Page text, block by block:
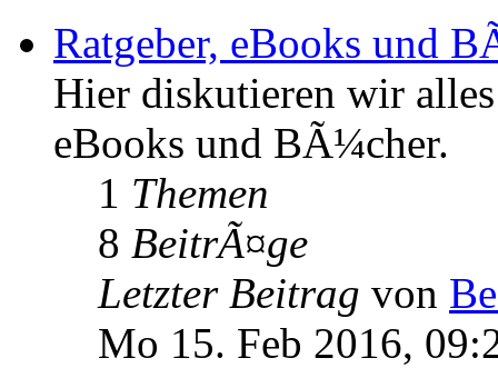
Ratgeber, eBooks und
Hier diskutieren wir
eBooks und BÃ¼cher.
1 Themen
8 BeitrÃ¤ge
Letzter Beitrag von
Mo 15. Feb 2016,